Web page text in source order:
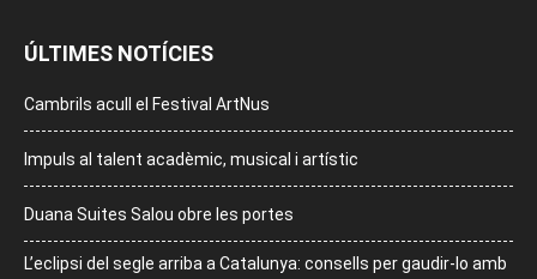
ÚLTIMES NOTÍCIES
Cambrils acull el Festival ArtNus
Impuls al talent acadèmic, musical i artístic
Duana Suites Salou obre les portes
L’eclipsi del segle arriba a Catalunya: consells per gaudir-lo amb